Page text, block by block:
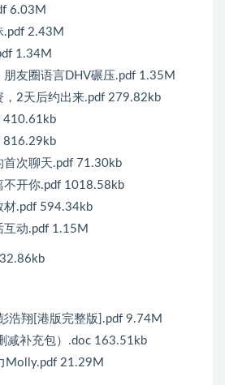
6.03M
.pdf 2.43M
1.34M
友圈语言DHV碾压.pdf 1.35M
，2天后约出来.pdf 279.82kb
410.61kb
816.29kb
首次聊天.pdf 71.30kb
不开你.pdf 1018.58kb
材.pdf 594.34kb
互动.pdf 1.15M
浩翔[港版完整版].pdf 9.74M
减补充包）.doc 163.51kb
Molly.pdf 21.29M